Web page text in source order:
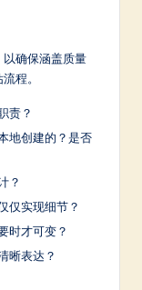
确保涵盖质量
程。
责？
地创建的？是否
？
仅实现细节？
时才可变？
晰表达？